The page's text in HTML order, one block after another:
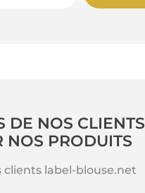
DE NOS CLIENTS
NOS PRODUITS